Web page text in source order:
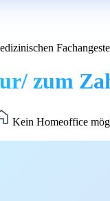
zum
Kein Homeoffice